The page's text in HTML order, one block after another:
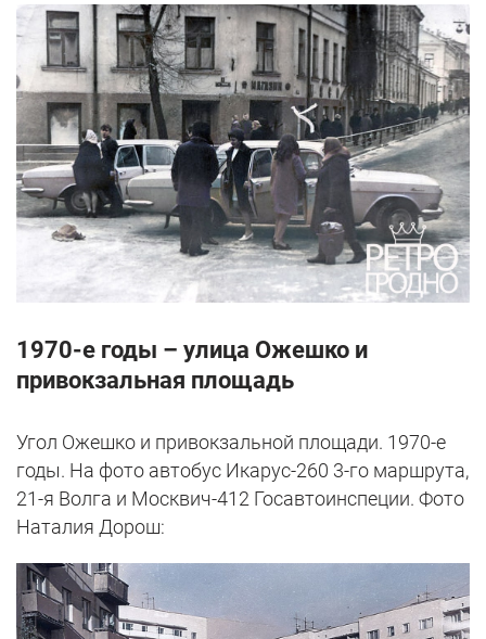
1970-е годы – улица Ожешко и
привокзальная площадь
Угол Ожешко и привокзальной площади. 1970-е
годы. На фото автобус Икарус-260 3-го маршрута,
21-я Волга и Москвич-412 Госавтоинспеции. Фото
Наталия Дорош: